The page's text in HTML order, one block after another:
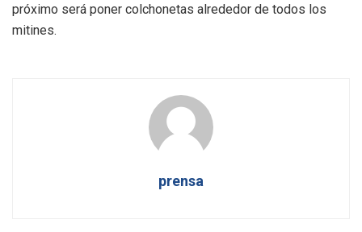
próximo será poner colchonetas alrededor de todos los
mitines.
prensa